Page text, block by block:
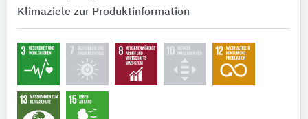
Klimaziele zur Produktinformation